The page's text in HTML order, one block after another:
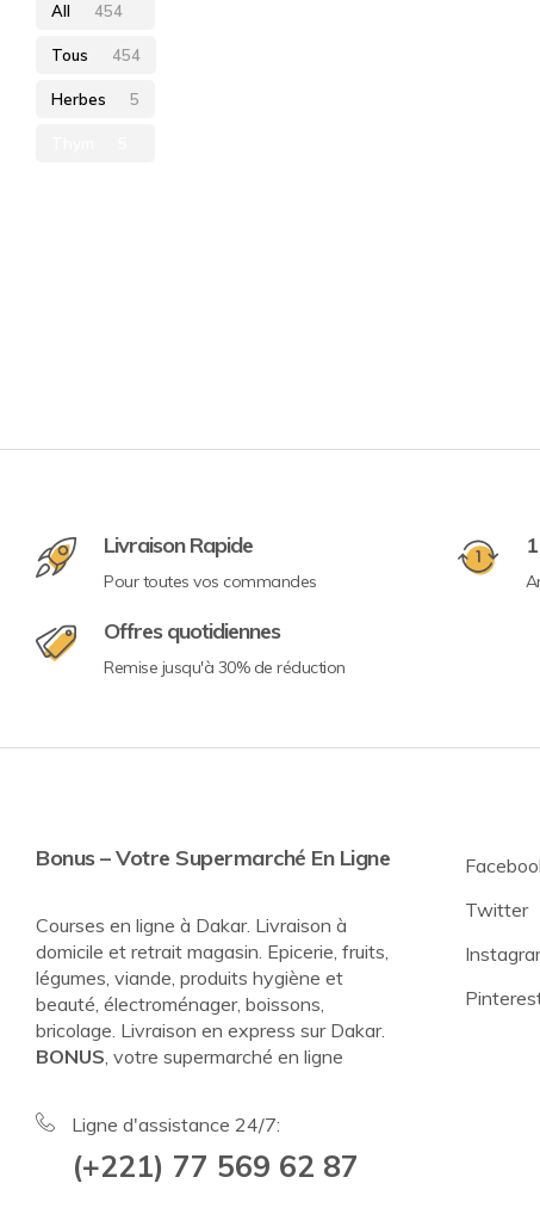
All 454
Tous 454
Herbes 5
Livraison Rapide
Pour toutes vos commandes
Offres quotidiennes
Remise jusqu'à 30% de réduction
Bonus – Votre Supermarché En Ligne
Courses en ligne à Dakar. Livraison à
domicile et retrait magasin. Epicerie, fruits,
légumes, viande, produits hygiène et
beauté, électroménager, boissons,
bricolage. Livraison en express sur Dakar.
BONUS, votre supermarché en ligne
Ligne d'assistance 24/7:
(+221) 77 569 62 87
Twitter